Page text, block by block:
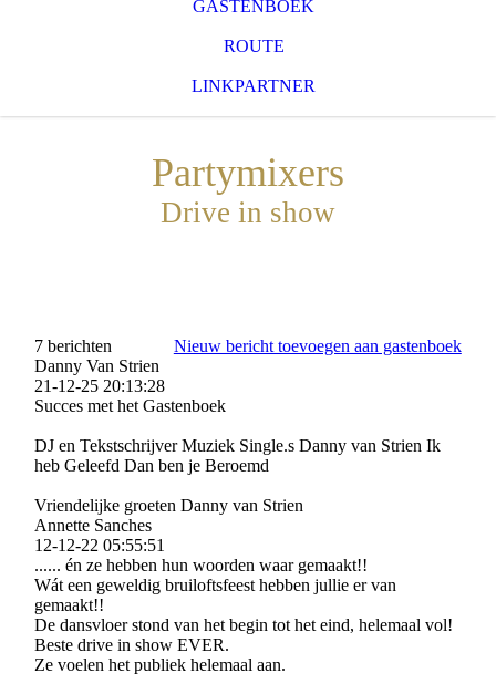
GASTENBOEK
ROUTE
LINKPARTNER
Partymixers
Drive in show
7 berichten
Nieuw bericht toevoegen aan gastenboek
Danny Van Strien
21-12-25 20:13:28
Succes met het Gastenboek
DJ en Tekstschrijver Muziek Single.s Danny van Strien Ik
heb Geleefd Dan ben je Beroemd
Vriendelijke groeten Danny van Strien
Annette Sanches
12-12-22 05:55:51
...... én ze hebben hun woorden waar gemaakt!!
Wát een geweldig bruiloftsfeest hebben jullie er van
gemaakt!!
De dansvloer stond van het begin tot het eind, helemaal vol!
Beste drive in show EVER.
Ze voelen het publiek helemaal aan.